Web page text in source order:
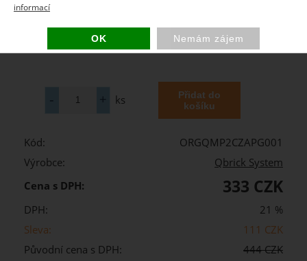
ks
Kód:
ORGQMP2CZAPG001
Výrobce:
Qbrick System
Cena s DPH:
333 CZK
DPH:
21 %
Sleva:
111 CZK
Původní cena s DPH:
444 CZK
informací